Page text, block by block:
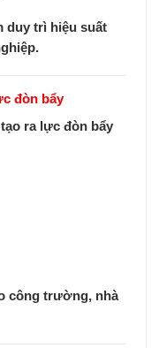
duy trì hiệu suất
đòn bẩy
ra lực đòn bẩy
công trường, nhà